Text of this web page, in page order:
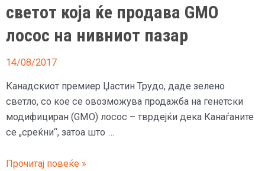
светот која ќе продава GMO
лосос на нивниот пазар
14/08/2017
Канадскиот премиер Џастин Трудо, даде зелено
светло, со кое се овозможува продажба на генетски
модифициран (GMO) лосос – тврдејќи дека Канаѓаните
се „среќни“, затоа што …
Канада
Прочитај повеќе »